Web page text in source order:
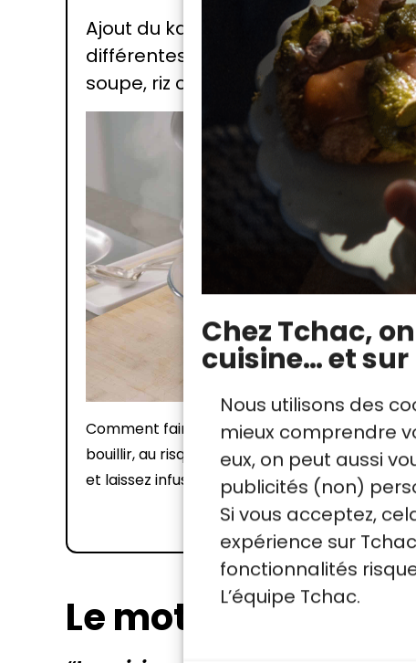
Chez Tchac,
cuisine… et sur
Nous utilisons des
mieux comprendre
eux, on peut aussi
publicités (non)
Si vous acceptez,
expérience sur
fonctionnalités
L’équipe Tchac.
Ajout du katsuobushi : Ajoutez les
différentes utilisaition du bouillon
soupe, riz ou encore marinade.
Comment faire infuser les algues kombu ? Ne
bouillir, au risque d'altérer leur goût. Au
et laissez infuser.
Le mot du chef